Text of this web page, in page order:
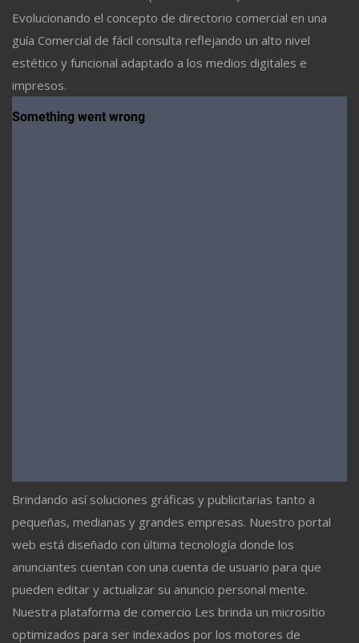
Evolucionando el concepto de directorio comercial en una
guía Comercial de fácil consulta reflejando un alto nivel
estético y funcional adaptado a los medios digitales e
impresos.
Brindando así soluciones gráficas y publicitarias tanto a
pequeñas, medianas y grandes empresas. Nuestro portal
web está diseñado con última tecnología donde los
anunciantes cuentan con una cuenta de usuario para que
pueden editar y actualizar su anuncio personal mente.
Nuestra plataforma de comercio Les brinda un micrositio
optimizados para ser indexados por los motores de